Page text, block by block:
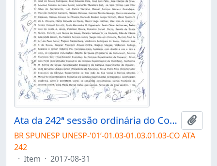
Ata da 242ª sessão ordinária do Conselho Universitário da Unesp de 31/08/2017
BR SPUNESP UNESP-'01’-01.03-01.03.01.03-CO ATA
242
· Item · 2017-08-31